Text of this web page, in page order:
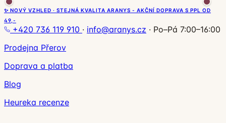
✨ NOVÝ VZHLED · STEJNÁ KVALITA ARANYS - AKČNÍ DOPRAVA S PPL OD
49,-
+420 736 119 910 · info@aranys.cz · Po–Pá 7:00–16:00
Prodejna Přerov
Doprava a platba
Blog
Heureka recenze